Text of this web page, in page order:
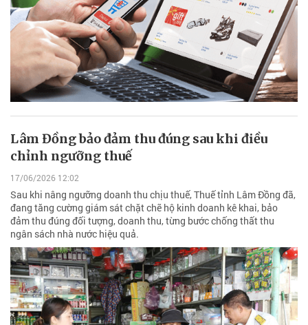
Lâm Đồng bảo đảm thu đúng sau khi điều
chỉnh ngưỡng thuế
17/06/2026 12:02
Sau khi nâng ngưỡng doanh thu chịu thuế, Thuế tỉnh Lâm Đồng đã,
đang tăng cường giám sát chặt chẽ hộ kinh doanh kê khai, bảo
đảm thu đúng đối tượng, doanh thu, từng bước chống thất thu
ngân sách nhà nước hiệu quả.